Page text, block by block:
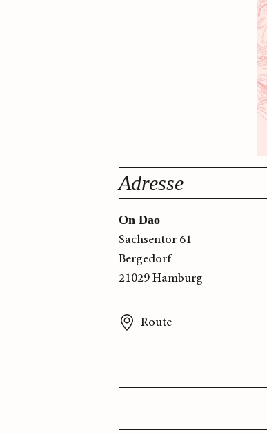
Adresse
On Dao
Sachsentor 61
Bergedorf
21029 Hamburg
Route